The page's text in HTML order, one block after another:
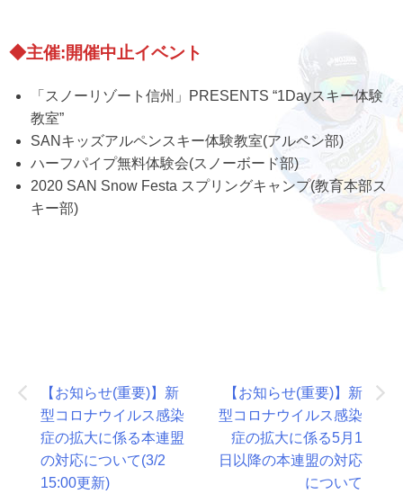
◆主催:開催中止イベント
「スノーリゾート信州」PRESENTS “1Dayスキー体験
教室”
SANキッズアルペンスキー体験教室(アルペン部)
ハーフパイプ無料体験会(スノーボード部)
2020 SAN Snow Festa スプリングキャンプ(教育本部ス
キー部)
稿
【お知らせ(重要)】新
型コロナウイルス感染
症の拡大に係る本連盟
の対応について(3/2
15:00更新)
【お知らせ(重要)】新
型コロナウイルス感染
症の拡大に係る5月1
日以降の本連盟の対応
について